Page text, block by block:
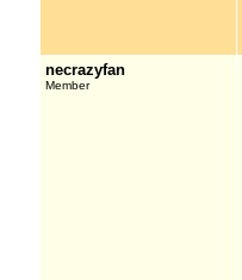
necrazyfan
Member